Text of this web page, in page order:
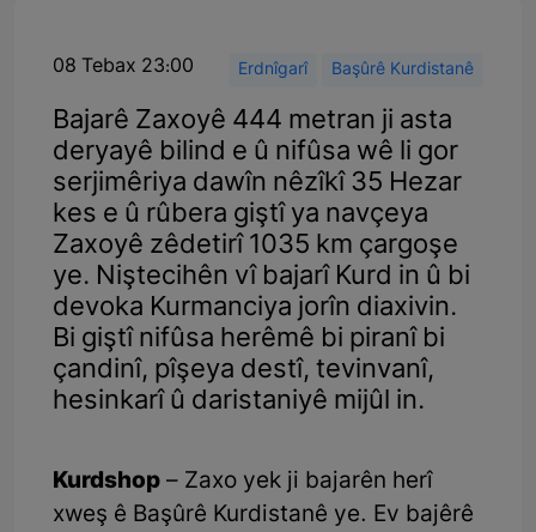
08 Tebax 23:00 Erdnîgarî Başûrê Kurdistanê
Bajarê Zaxoyê 444 metran ji asta
deryayê bilind e û nifûsa wê li gor
serjimêriya dawîn nêzîkî 35 Hezar
kes e û rûbera giştî ya navçeya
Zaxoyê zêdetirî 1035 km çargoşe
ye. Niştecihên vî bajarî Kurd in û bi
devoka Kurmanciya jorîn diaxivin.
Bi giştî nifûsa herêmê bi piranî bi
çandinî, pîşeya destî, tevinvanî,
hesinkarî û daristaniyê mijûl in.
Kurdshop – Zaxo yek ji bajarên herî
xweş ê Başûrê Kurdistanê ye. Ev bajêrê